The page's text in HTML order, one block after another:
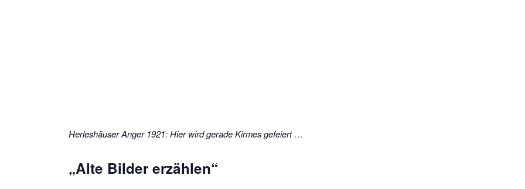
Herleshäuser Anger 1921: Hier wird gerade Kirmes gefeiert …
„Alte Bilder erzählen“